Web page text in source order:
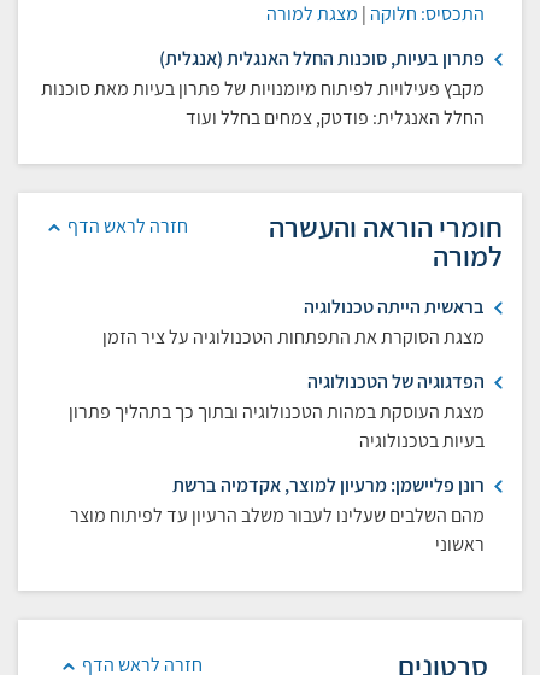
התכסיס: חלוקה | מצגת למורה
פתרון בעיות, סוכנות החלל האנגלית (אנגלית)
מקבץ פעילויות לפיתוח מיומנויות של פתרון בעיות מאת סוכנות
החלל האנגלית: פודטק, צמחים בחלל ועוד
חזרה לראש הדף חומרי הוראה והעשרה
למורה
בראשית הייתה טכנולוגיה
מצגת הסוקרת את התפתחות הטכנולוגיה על ציר הזמן
הפדגוגיה של הטכנולוגיה
מצגת העוסקת במהות הטכנולוגיה ובתוך כך בתהליך פתרון
בעיות בטכנולוגיה
רונן פליישמן: מרעיון למוצר, אקדמיה ברשת
מהם השלבים שעלינו לעבור משלב הרעיון עד לפיתוח מוצר
ראשוני
חזרה לראש הדף סרטונים